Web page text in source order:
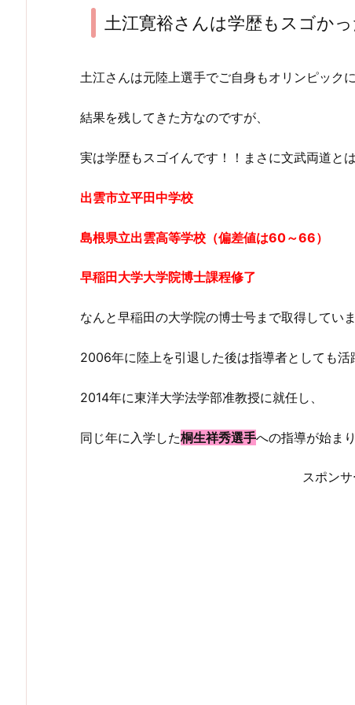
土江寛裕さんは学歴もスゴかっ
土江さんは元陸上選手でご自身もオリンピックに
結果を残してきた方なのですが、
実は学歴もスゴイんです！！まさに文武両道と
出雲市立平田中学校
島根県立出雲高等学校（偏差値は60～66）
早稲田大学大学院博士課程修了
なんと早稲田の大学院の博士号まで取得してい
2006年に陸上を引退した後は指導者としても活
2014年に東洋大学法学部准教授に就任し、
同じ年に入学した桐生祥秀選手への指導が始まり
スポン